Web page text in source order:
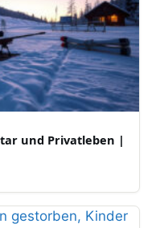
und Privatleben |